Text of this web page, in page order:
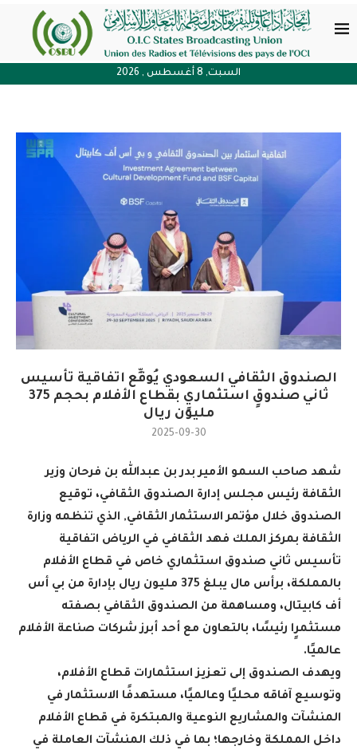
السبت, 8 أغسطس , 2026
الصندوق الثقافي السعودي يُوقِّع اتفاقية تأسيس
ثاني صندوقٍ استثماريٍ بقطاع الأفلام بحجم 375
مليون ريال
2025-09-30
شهد صاحب السمو الأمير بدر بن عبدالله بن فرحان وزير
الثقافة رئيس مجلس إدارة الصندوق الثقافي، توقيع
الصندوق خلال مؤتمر الاستثمار الثقافي, الذي تنظمه وزارة
الثقافة بمركز الملك فهد الثقافي في الرياض اتفاقية
تأسيس ثاني صندوق استثماري خاص في قطاع الأفلام
بالمملكة، برأس مال يبلغ 375 مليون ريال بإدارة من بي أس
أف كابيتال، ومساهمة من الصندوق الثقافي بصفته
مستثمرٍا رئيسًا، بالتعاون مع أحد أبرز شركات صناعة الأفلام
عالميًا.
ويهدف الصندوق إلى تعزيز استثمارات قطاع الأفلام،
وتوسيع آفاقه محليًا وعالميًا، مستهدفًا الاستثمار في
المنشآت والمشاريع النوعية والمبتكرة في قطاع الأفلام
داخل المملكة وخارجها؛ بما في ذلك المنشآت العاملة في